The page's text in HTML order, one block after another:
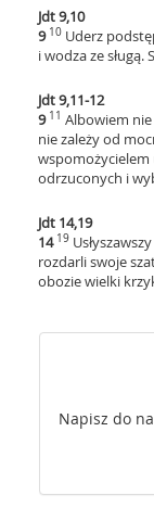
Jdt 9,10
910 Uderz
i wodza ze
Jdt 9,11-12
911 Albowiem nie
nie zależy od
wspomożycielem
odrzuconych i
Jdt 14,19
14 19
rozdarli swoje
obozie wielki
Napisz do